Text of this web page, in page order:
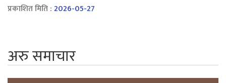
प्रकाशित मिति :2026-05-27
अरु समाचार